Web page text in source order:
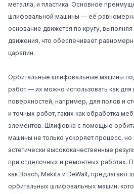
металла, и пластика. Основное
шлифовальной машины — её
основание движется по кругу,
движения, что обеспечивает
царапин.
Орбитальные шлифовальные машины
работ — их можно использовать как
поверхностей, например, для полов и
и точных работ, таких как обработка
элементов. Шлифовка с помощью
машины не только ускоряет процесс, но
эстетически высококачественные
при отделочных и ремонтных работах.
как Bosch, Makita и DeWalt, предлагают
орбитальных шлифовальных машин,